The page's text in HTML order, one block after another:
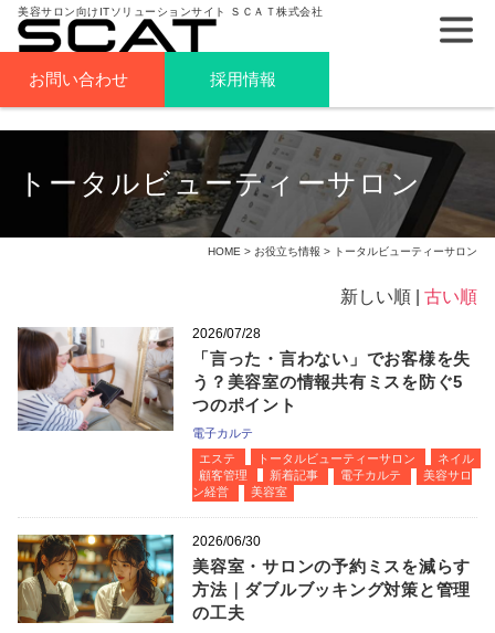
美容サロン向けITソリューションサイト ＳＣＡＴ株式会社
お問い合わせ 採用情報
トータルビューティーサロン
HOME > お役立ち情報 > トータルビューティーサロン
新しい順 | 古い順
2026/07/28
「言った・言わない」でお客様を失
う？美容室の情報共有ミスを防ぐ5
つのポイント
電子カルテ
エステ
トータルビューティーサロン
ネイル
顧客管理
新着記事 電子カルテ
美容サロ
ン経営
美容室
2026/06/30
美容室・サロンの予約ミスを減らす
方法｜ダブルブッキング対策と管理
の工夫